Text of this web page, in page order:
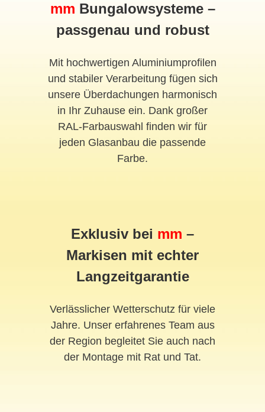
mm Bungalowsysteme –
passgenau und robust
Mit hochwertigen Aluminiumprofilen
und stabiler Verarbeitung fügen sich
unsere Überdachungen harmonisch
in Ihr Zuhause ein. Dank großer
RAL-Farbauswahl finden wir für
jeden Glasanbau die passende
Farbe.
Exklusiv bei mm –
Markisen mit echter
Langzeitgarantie
Verlässlicher Wetterschutz für viele
Jahre. Unser erfahrenes Team aus
der Region begleitet Sie auch nach
der Montage mit Rat und Tat.